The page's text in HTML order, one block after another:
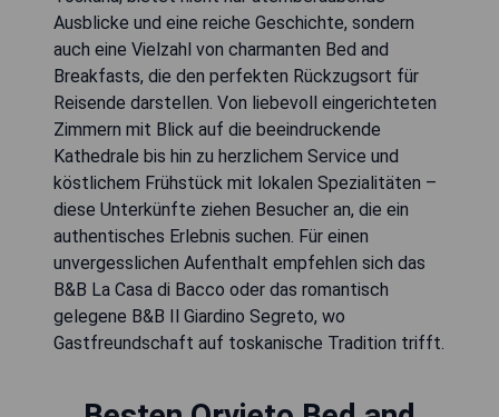
Ausblicke und eine reiche Geschichte, sondern
auch eine Vielzahl von charmanten Bed and
Breakfasts, die den perfekten Rückzugsort für
Reisende darstellen. Von liebevoll eingerichteten
Zimmern mit Blick auf die beeindruckende
Kathedrale bis hin zu herzlichem Service und
köstlichem Frühstück mit lokalen Spezialitäten –
diese Unterkünfte ziehen Besucher an, die ein
authentisches Erlebnis suchen. Für einen
unvergesslichen Aufenthalt empfehlen sich das
B&B La Casa di Bacco oder das romantisch
gelegene B&B Il Giardino Segreto, wo
Gastfreundschaft auf toskanische Tradition trifft.